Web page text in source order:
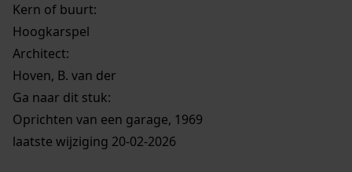
Kern of buurt:
Hoogkarspel
Architect:
Hoven, B. van der
Ga naar dit stuk:
Oprichten van een garage, 1969
laatste wijziging 20-02-2026